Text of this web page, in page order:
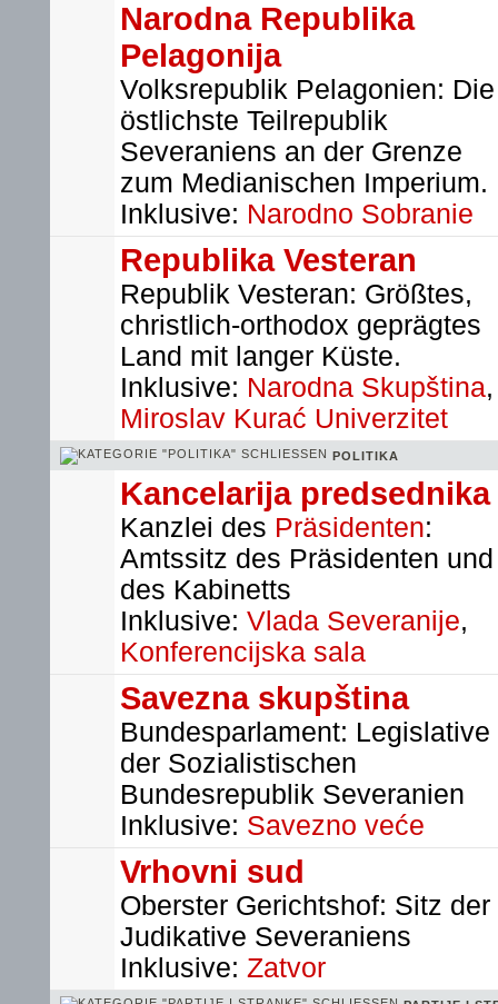
Narodna Republika
Pelagonija
Volksrepublik Pelagonien: Die
östlichste Teilrepublik
Severaniens an der Grenze
zum Medianischen Imperium.
Inklusive: Narodno Sobranie
Republika Vesteran
Republik Vesteran: Größtes,
christlich-orthodox geprägtes
Land mit langer Küste.
Inklusive: Narodna Skupština,
Miroslav Kurać Univerzitet
POLITIKA
Kancelarija predsednika
Kanzlei des Präsidenten:
Amtssitz des Präsidenten und
des Kabinetts
Inklusive: Vlada Severanije,
Konferencijska sala
Savezna skupština
Bundesparlament: Legislative
der Sozialistischen
Bundesrepublik Severanien
Inklusive: Savezno veće
Vrhovni sud
Oberster Gerichtshof: Sitz der
Judikative Severaniens
Inklusive: Zatvor